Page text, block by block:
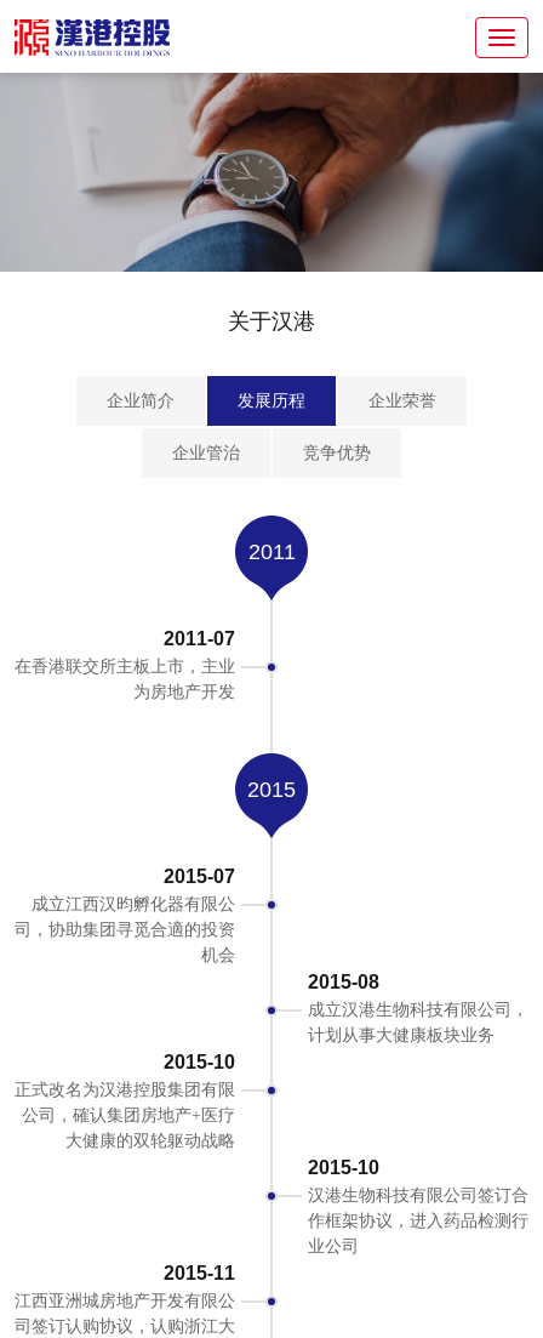
关于汉港
企业简介 发展历程 企业荣誉
企业管治 竞争优势
2011
2011-07
在香港联交所主板上市，主业
为房地产开发
2015
2015-07
成立江西汉昀孵化器有限公
司，协助集团寻觅合適的投资
机会
2015-08
成立汉港生物科技有限公司，
计划从事大健康板块业务
2015-10
正式改名为汉港控股集团有限
公司，確认集团房地产+医疗
大健康的双轮躯动战略
2015-10
汉港生物科技有限公司签订合
作框架协议，进入药品检测行
业公司
2015-11
江西亚洲城房地产开发有限公
司签订认购协议，认购浙江大